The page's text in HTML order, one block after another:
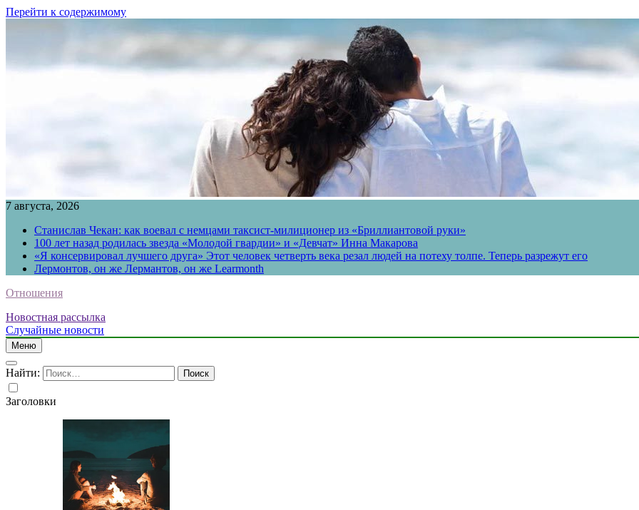
Перейти к содержимому
7 августа, 2026
Станислав Чекан: как воевал с немцами таксист-милиционер из «Бриллиантовой руки»
100 лет назад родилась звезда «Молодой гвардии» и «Девчат» Инна Макарова
«Я консервировал лучшего друга» Этот человек четверть века резал людей на потеху толпе. Теперь разрежут его
Лермонтов, он же Лермантов, он же Learmonth
Отношения
Новостная рассылка
Случайные новости
Меню
Найти:
Заголовки